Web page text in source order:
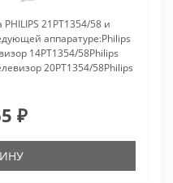
21PT1354/58 и
аппаратуре:Philips
14PT1354/58Philips
20PT1354/58Philips
₽